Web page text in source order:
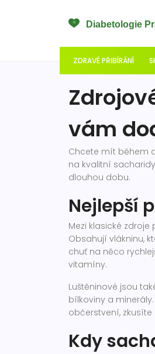
ZDRAVÉ PŘIBÍRÁNÍ
vám
Chcete mít během
na kvalitní
dlouhou dobu.
Nejlepší
Mezi klasické
Obsahují vlákninu,
chuť na něco
vitamíny.
Luštěninové jsou
bílkoviny a
občerstvení,
Kdy